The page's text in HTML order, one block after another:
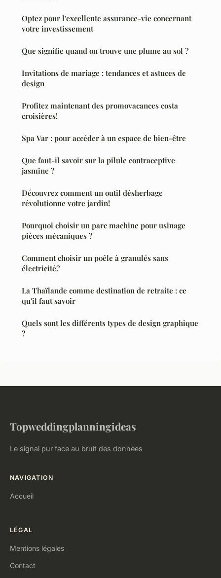
Optez pour l'excellente assurance-vie concernant
votre investissement
Que signifie quand on trouve une plume au sol ?
Invitations de mariage : tendances et astuces de
design
Profitez maintenant des promovacances costa
croisières!
Spa Var : pour accéder à un espace de bien-être
Que faut-il savoir sur la pilule contraceptive
jasmine ?
Découvrez comment un outil désherbage
révolutionne votre jardin!
Pourquoi choisir un parc machine pour usinage
pièces mécaniques ?
Comment choisir un poêle à granulés sans
électricité?
La Thaïlande comme destination de retraite : ce
qu'il faut savoir
Quels sont les différents types de design graphique
?
Topweddingplanningideas
Le signal pur face au bruit des données
NAVIGATION
Accueil
LÉGAL
Mentions légales
Contact